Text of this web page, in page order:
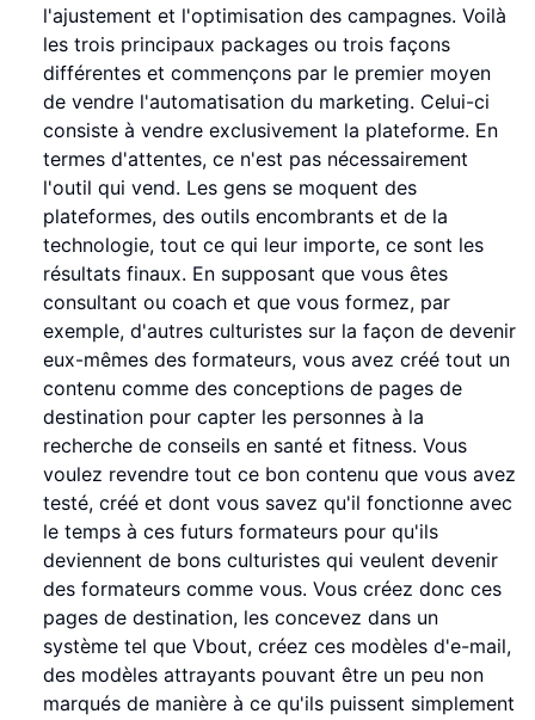
l'ajustement et l'optimisation des campagnes. Voilà
les trois principaux packages ou trois façons
différentes et commençons par le premier moyen
de vendre l'automatisation du marketing. Celui-ci
consiste à vendre exclusivement la plateforme. En
termes d'attentes, ce n'est pas nécessairement
l'outil qui vend. Les gens se moquent des
plateformes, des outils encombrants et de la
technologie, tout ce qui leur importe, ce sont les
résultats finaux. En supposant que vous êtes
consultant ou coach et que vous formez, par
exemple, d'autres culturistes sur la façon de devenir
eux-mêmes des formateurs, vous avez créé tout un
contenu comme des conceptions de pages de
destination pour capter les personnes à la
recherche de conseils en santé et fitness. Vous
voulez revendre tout ce bon contenu que vous avez
testé, créé et dont vous savez qu'il fonctionne avec
le temps à ces futurs formateurs pour qu'ils
deviennent de bons culturistes qui veulent devenir
des formateurs comme vous. Vous créez donc ces
pages de destination, les concevez dans un
système tel que Vbout, créez ces modèles d'e-mail,
des modèles attrayants pouvant être un peu non
marqués de manière à ce qu'ils puissent simplement